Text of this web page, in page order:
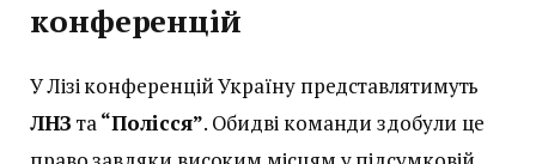
конференцій
У Лізі конференцій Україну представлятимуть
ЛНЗ та“Полісся”. Обидві команди здобули це